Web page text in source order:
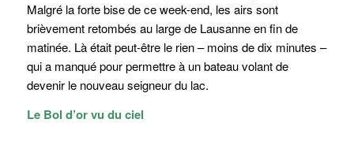
Malgré la forte bise de ce week-end, les airs sont
brièvement retombés au large de Lausanne en fin de
matinée. Là était peut-être le rien – moins de dix minutes –
qui a manqué pour permettre à un bateau volant de
devenir le nouveau seigneur du lac.
Le Bol d’or vu du ciel